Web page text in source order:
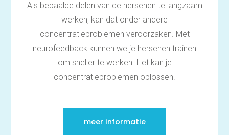
Als bepaalde delen van de hersenen te langzaam
werken, kan dat onder andere
concentratieproblemen veroorzaken. Met
neurofeedback kunnen we je hersenen trainen
om sneller te werken. Het kan je
concentratieproblemen oplossen.
meer informatie